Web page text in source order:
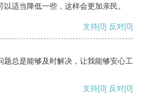
适当降低一些，这样会更加亲民。
支持[0] 反对[0]
题总是能够及时解决，让我能够安心工
支持[0] 反对[0]